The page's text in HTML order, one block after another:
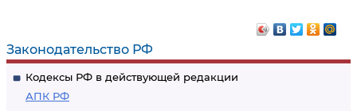
Законодательство РФ
Кодексы РФ в действующей редакции
АПК РФ